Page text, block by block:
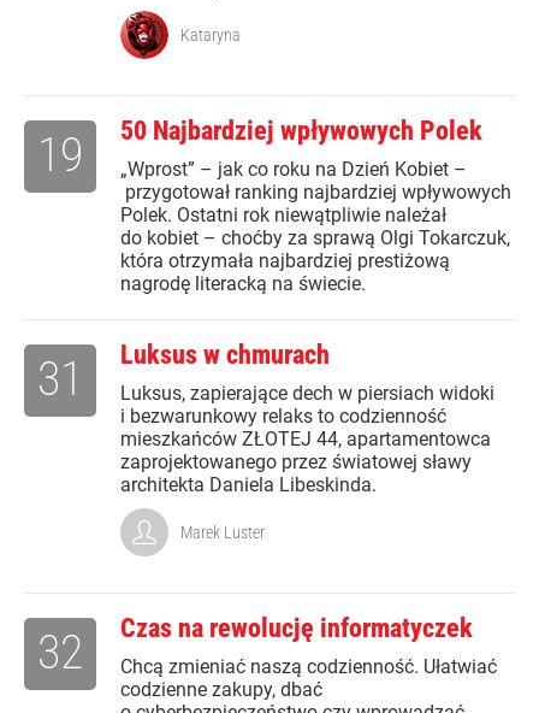
Kataryna
50 Najbardziej wpływowych Polek
„Wprost” – jak co roku na Dzień Kobiet –
przygotował ranking najbardziej wpływowych
Polek. Ostatni rok niewątpliwie należał
do kobiet – choćby za sprawą Olgi Tokarczuk,
która otrzymała najbardziej prestiżową
nagrodę literacką na świecie.
19
Luksus w chmurach
Luksus, zapierające dech w piersiach widoki
i bezwarunkowy relaks to codzienność
mieszkańców ZŁOTEJ 44, apartamentowca
zaprojektowanego przez światowej sławy
architekta Daniela Libeskinda.
31
Marek Luster
Czas na rewolucję informatyczek
Chcą zmieniać naszą codzienność. Ułatwiać
codzienne zakupy, dbać
32